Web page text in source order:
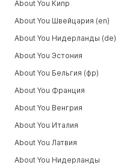
About You Кипр
About You Швейцария (en)
About You Нидерланды (de)
About You Эстония
About You Бельгия (фр)
About You Франция
About You Венгрия
About You Италия
About You Латвия
About You Нидерланды